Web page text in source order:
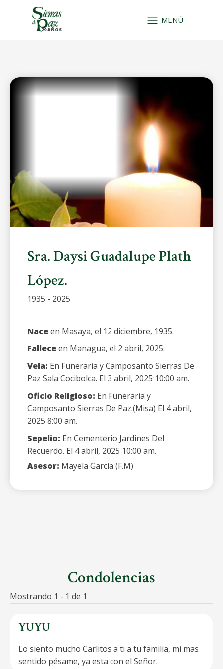
29 AÑOS
MENÚ
Sra. Daysi Guadalupe Plath
López.
1935 - 2025
Naceen Masaya, el 12 diciembre, 1935.
Falleceen Managua, el 2 abril, 2025.
Vela: En Funeraria y Camposanto Sierras De
Paz Sala Cocibolca. El 3 abril, 2025 10:00 am.
Oficio Religioso: En Funeraria y
Camposanto Sierras De Paz.(Misa) El 4 abril,
2025 8:00 am.
Sepelio: En Cementerio Jardines Del
Recuerdo. El 4 abril, 2025 10:00 am.
Asesor: Mayela García (F.M)
Condolencias
Mostrando 1 - 1 de 1
YUYU
Lo siento mucho Carlitos a ti a tu familia, mi mas
sentido pésame, ya esta con el Señor.